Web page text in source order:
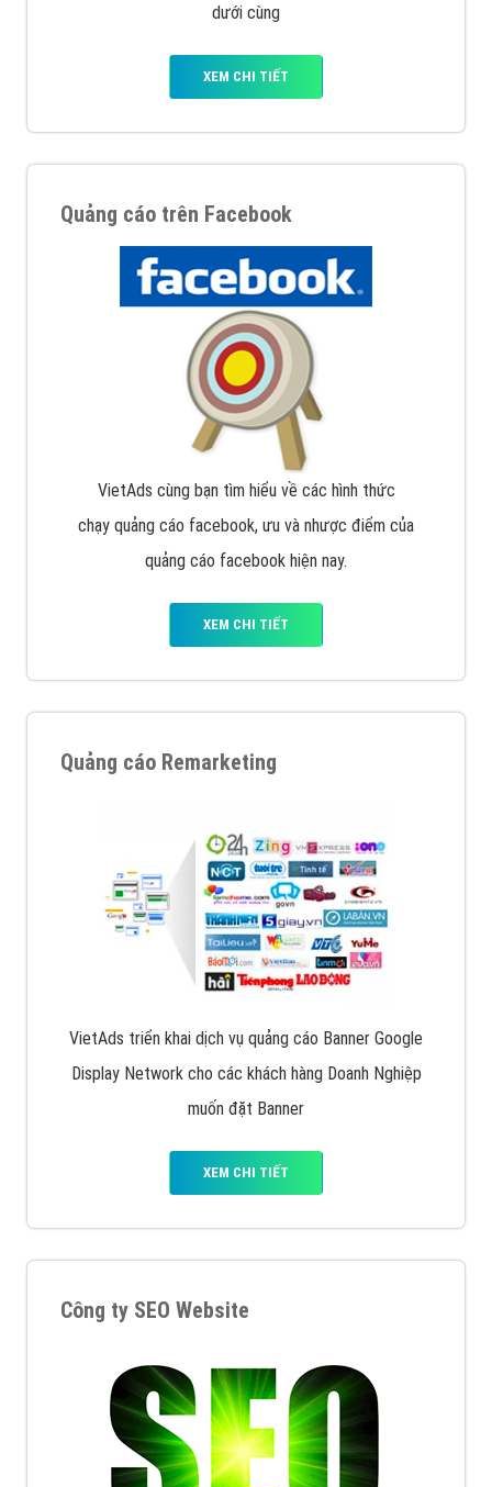
dưới cùng
XEM CHI TIẾT
Quảng cáo trên Facebook
VietAds cùng bạn tìm hiểu về các hình thức
chạy quảng cáo facebook, ưu và nhược điểm của
quảng cáo facebook hiện nay.
XEM CHI TIẾT
Quảng cáo Remarketing
VietAds triển khai dịch vụ quảng cáo Banner Google
Display Network cho các khách hàng Doanh Nghiệp
muốn đặt Banner
XEM CHI TIẾT
Công ty SEO Website